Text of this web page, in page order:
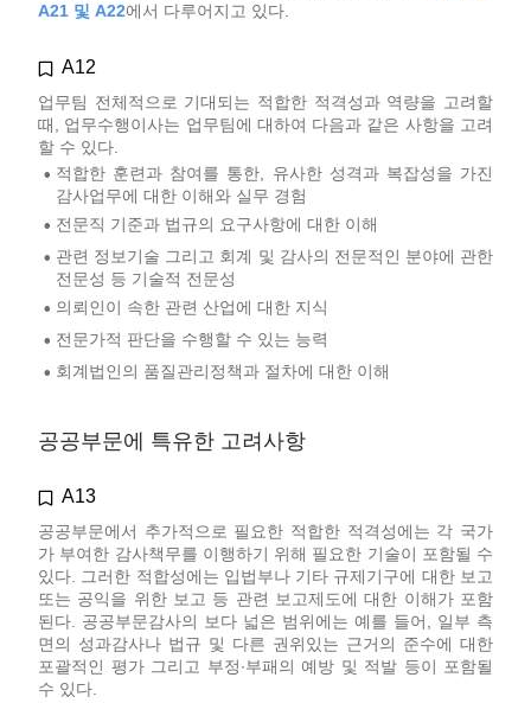
A21 및 A22에서 다루어지고 있다.
A12
업무팀 전체적으로 기대되는 적합한 적격성과 역량을 고려할
때, 업무수행이사는 업무팀에 대하여 다음과 같은 사항을 고려
할 수 있다.
• 적합한 훈련과 참여를 통한, 유사한 성격과 복잡성을 가진
감사업무에 대한 이해와 실무 경험
• 전문직 기준과 법규의 요구사항에 대한 이해
• 관련 정보기술 그리고 회계 및 감사의 전문적인 분야에 관한
전문성 등 기술적 전문성
• 의뢰인이 속한 관련 산업에 대한 지식
• 전문가적 판단을 수행할 수 있는 능력
• 회계법인의 품질관리정책과 절차에 대한 이해
공공부문에 특유한 고려사항
A13
공공부문에서 추가적으로 필요한 적합한 적격성에는 각 국가
가 부여한 감사책무를 이행하기 위해 필요한 기술이 포함될 수
있다. 그러한 적합성에는 입법부나 기타 규제기구에 대한 보고
또는 공익을 위한 보고 등 관련 보고제도에 대한 이해가 포함
된다. 공공부문감사의 보다 넓은 범위에는 예를 들어, 일부 측
면의 성과감사나 법규 및 다른 권위있는 근거의 준수에 대한
포괄적인 평가 그리고 부정∙부패의 예방 및 적발 등이 포함될
수 있다.